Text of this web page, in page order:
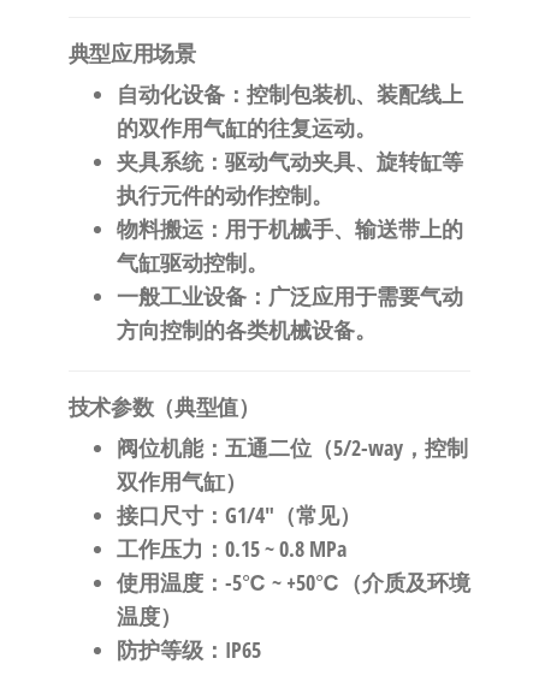
典型应用场景
自动化设备：控制包装机、装配线上
的双作用气缸的往复运动。
夹具系统：驱动气动夹具、旋转缸等
执行元件的动作控制。
物料搬运：用于机械手、输送带上的
气缸驱动控制。
一般工业设备：广泛应用于需要气动
方向控制的各类机械设备。
技术参数（典型值）
阀位机能：五通二位（5/2-way，控制
双作用气缸）
接口尺寸：G1/4″（常见）
工作压力 ：0.15 ~ 0.8 MPa
使用温度：-5℃ ~ +50℃（介质及环境
温度）
防护等级：IP65